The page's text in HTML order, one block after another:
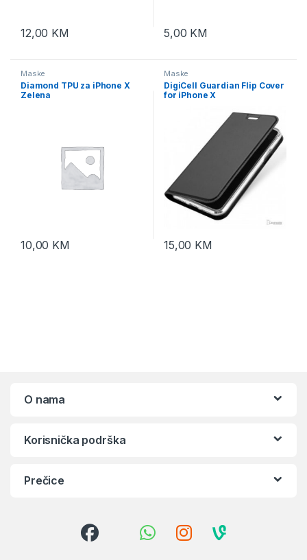
12,00 KM 5,00 KM
Maske
Diamond TPU za iPhone X
Zelena
10,00 KM
Maske
DigiCell Guardian Flip Cover
for iPhone X
15,00 KM
O nama
Korisnička podrška
Prečice